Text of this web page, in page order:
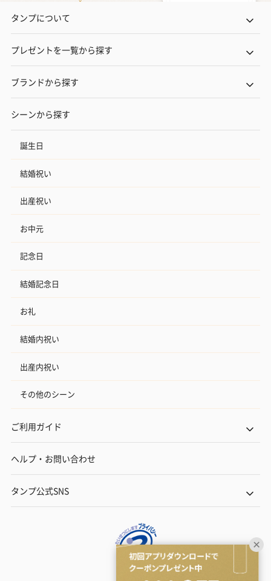
タンプについて
プレゼントを一覧から探す
ブランドから探す
シーンから探す
誕生日
結婚祝い
出産祝い
お中元
記念日
結婚記念日
お礼
結婚内祝い
出産内祝い
その他のシーン
ご利用ガイド
ヘルプ・お問い合わせ
タンプ公式SNS